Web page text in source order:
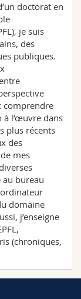
doctorat en
je suis
des
publiques.
comprendre
à l’œuvre dans
plus récents
des
mes
bureau
domaine
j’enseigne
(chroniques,